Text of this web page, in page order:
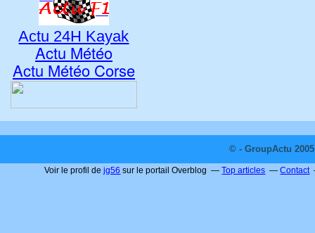
Actu 24H Kayak
Actu Météo
Actu Météo Corse
© - GroupActu
Voir le profil dejg56 sur le portail Overblog Top articles Contact